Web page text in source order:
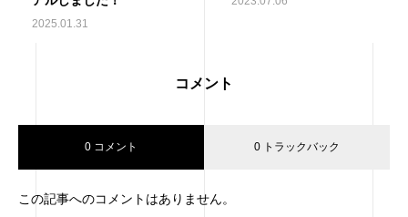
2025.01.31
コメント
0 コメント 0 トラックバック
この記事へのコメントはありません。